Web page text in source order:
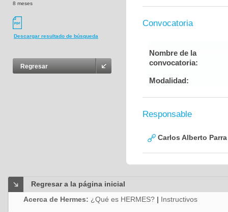
8 meses
Descargar resultado de búsqueda
Regresar
Convocatoria
Nombre de la
convocatoria:
Modalidad:
Responsable
Carlos Alberto
Regresar a la página inicial
Acerca de Hermes: ¿Qué es HERMES? | Instructivos